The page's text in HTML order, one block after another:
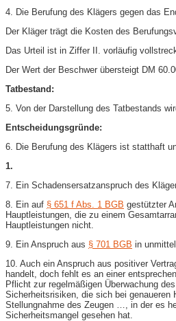
4. Die Berufung des Klägers gegen das
Der Kläger trägt die Kosten des
Das Urteil ist in Ziffer II. vorläufig
Der Wert der Beschwer übersteigt DM
Tatbestand:
5. Von der Darstellung des Tatbestands
Entscheidungsgründe:
6. Die Berufung des Klägers ist statthaft
1.
7. Ein Schadensersatzanspruch des
8. Ein auf § 651 f Abs. 1 BGB gestützter
Hauptleistungen, die zu einem
Hauptleistungen nicht.
9. Ein Anspruch aus § 701 BGB in
10. Auch ein Anspruch aus positiver
handelt, doch fehlt es an einer
Pflicht zur regelmäßigen Überwachung
Sicherheitsrisiken, die sich bei genaueren
Stellungnahme des Zeugen …, in der es
Sicherheitsmangel gesehen hat.